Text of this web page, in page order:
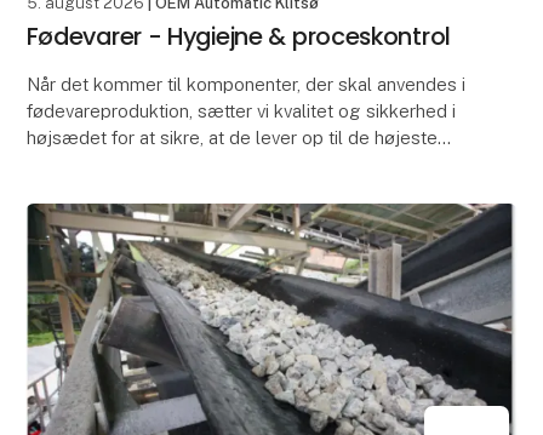
Fødevarer - Hygiejne & proceskontrol
Når det kommer til komponenter, der skal anvendes i
fødevareproduktion, sætter vi kvalitet og sikkerhed i
højsædet for at sikre, at de lever op til de højeste